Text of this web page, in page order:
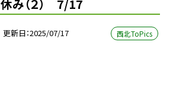
み（２） 7/17
更新日 2025/07/17 西北ToPics